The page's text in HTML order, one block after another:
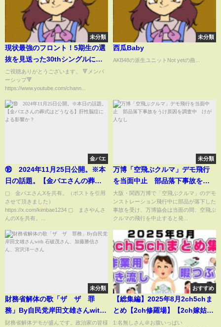
未分類
現状最強のフロント！5期生の選
抜を見送った30thシングルにつ
いて思うこと！【乃木坂46】
ご視聴ありがとうございます。 🔻メンバ
ーシップ🔻
https://www.youtube.com/chann...
未分類
西瓜Baby
AKB48の派生ユニットNot yetの曲...
金バエ
⑱ 2024年11月25日公開。※本
日の話題。【金バエさんの葬式
はどうなる】肝性脳症による影
響か？
▢ 金バエさんXを共有。（ポストを引用
させて頂きました）
https://x.com/kimbae1234 ▢ まさやんさ
んのXを共有。...
未分類
万博「空飛ぶクルマ」デモ飛行
を当面中止 部品落下事故をう
け原因を調査中 けが人なし
大阪・関西万博で「空飛ぶクルマ」のデモ
ンストレーション飛行中に部品が落下した
事故を受け、万博協会は当面の間、空飛ぶ
クルマの飛行を中止すると発...
未分類
財務省解体の歌「ザ ザ 罪
務」By自民党岸田文雄さんwith
石破茂さん、加藤勝信さん、宮
財務省解体デモが盛んです。政治家の皆様
おすすめ
【総集編】2025年8月2ch5chま
とめ【2ch修羅場】【2ch嫁姑】
【2ch衝撃】【2ch家族】2chま
1:名無しさん＠お腹いっぱい